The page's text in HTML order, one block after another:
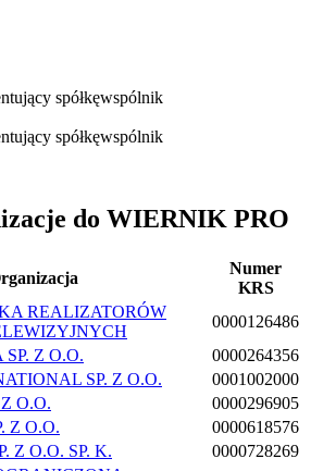
spółkęwspólnik
spółkęwspólnik
do WIERNIK PRO
Numer
KRS
REALIZATORÓW
0000126486
Z O.O.
0000264356
SP. Z O.O.
0001002000
O.O.
0000296905
Z O.O.
0000618576
Z O.O. SP. K.
0000728269